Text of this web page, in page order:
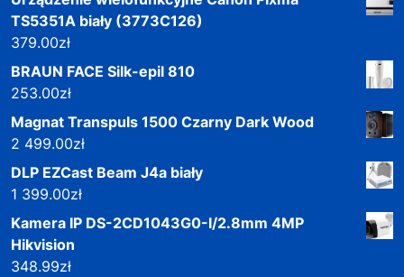
TS5351A biały (3773C126)
379.00zł
BRAUN FACE Silk-epil 810
253.00zł
Magnat Transpuls 1500 Czarny Dark Wood
2 499.00zł
DLP EZCast Beam J4a biały
1 399.00zł
Kamera IP DS-2CD1043G0-I/2.8mm 4MP
Hikvision
348.99zł